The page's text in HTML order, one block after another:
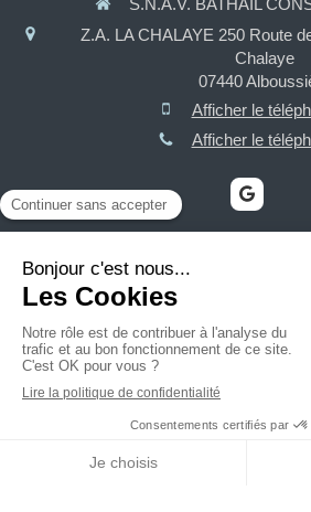
S.N.A.V. BATHAIL
Z.A. LA CHALAYE 250 Route
Chalaye
07440
Afficher le
Afficher le
Maçonnerie, charpente, couverture,
terrassement, isolation
Demander un devis
Création et référencement du site par